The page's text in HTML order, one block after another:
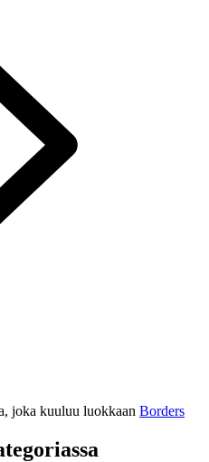
joka kuuluu luokkaan Borders